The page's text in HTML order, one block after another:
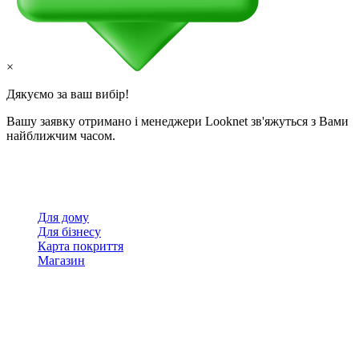
×
Дякуємо за ваш вибір!
Вашу заявку отримано і менеджери Looknet зв'яжуться з Вами
найближчим часом.
Для дому
Для бізнесу
Карта покриття
Магазин